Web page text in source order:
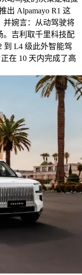
出 Alpamayo R1 这
并婉言：从动驾驶将
。吉利取千里科技配
到 L4 级此外智能驾
在 10 天内完成了高